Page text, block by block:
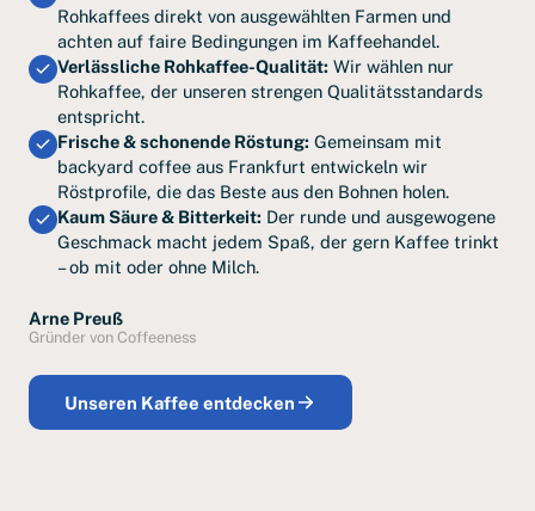
Rohkaffees direkt von ausgewählten Farmen und
achten auf faire Bedingungen im Kaffeehandel.
Verlässliche Rohkaffee-Qualität: Wir wählen nur
Rohkaffee, der unseren strengen Qualitätsstandards
entspricht.
Frische & schonende Röstung: Gemeinsam mit
backyard coffee aus Frankfurt entwickeln wir
Röstprofile, die das Beste aus den Bohnen holen.
Kaum Säure & Bitterkeit: Der runde und ausgewogene
Geschmack macht jedem Spaß, der gern Kaffee trinkt
– ob mit oder ohne Milch.
Arne Preuß
Gründer von Coffeeness
Unseren Kaffee entdecken